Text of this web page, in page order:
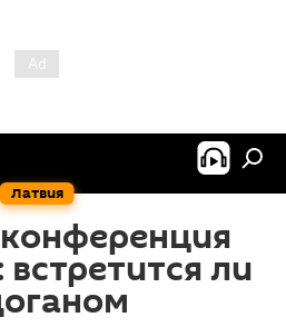
Латвия
ли